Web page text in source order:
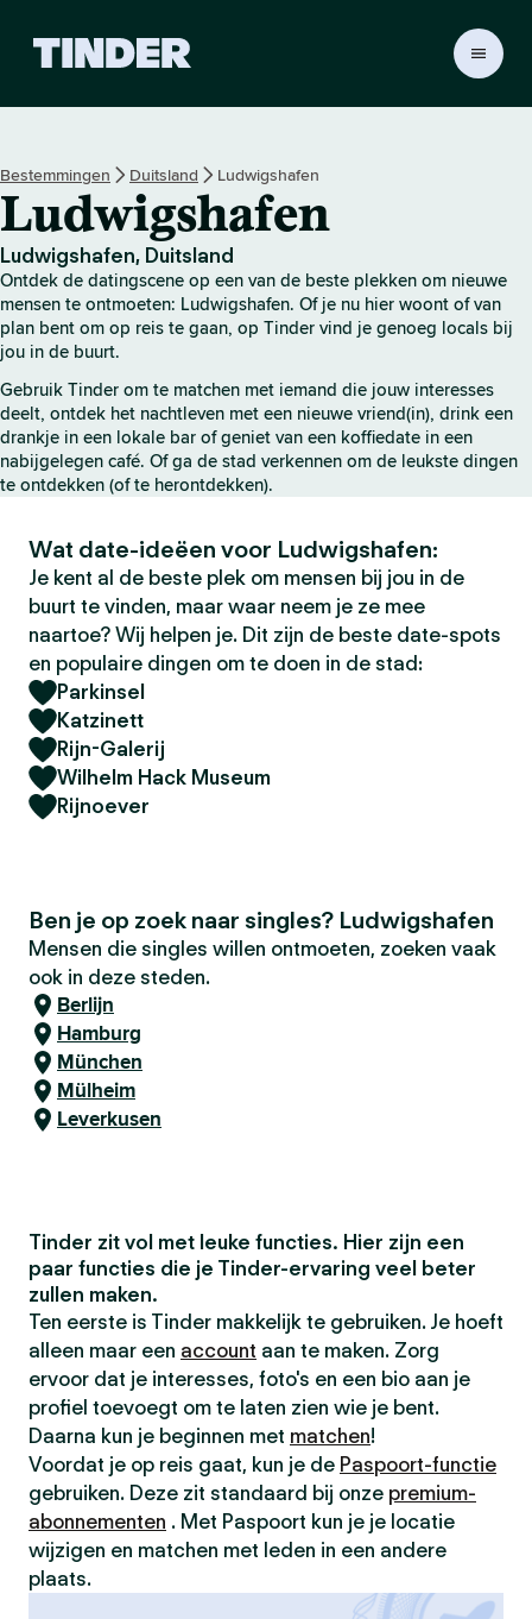
r
h
o
m
e
p
a
n
a
Bestemmingen Duitsland Ludwigshafen
Ludwigshafen
Ludwigshafen, Duitsland
Ontdek de datingscene op een van de beste plekken om nieuwe
mensen te ontmoeten: Ludwigshafen. Of je nu hier woont of van
plan bent om op reis te gaan, op Tinder vind je genoeg locals bij
jou in de buurt.
Gebruik Tinder om te matchen met iemand die jouw interesses
deelt, ontdek het nachtleven met een nieuwe vriend(in), drink een
drankje in een lokale bar of geniet van een koffiedate in een
nabijgelegen café. Of ga de stad verkennen om de leukste dingen
te ontdekken (of te herontdekken).
Wat date-ideëen voor Ludwigshafen:
Je kent al de beste plek om mensen bij jou in de
buurt te vinden, maar waar neem je ze mee
naartoe? Wij helpen je. Dit zijn de beste date-spots
en populaire dingen om te doen in de stad:
Parkinsel
Katzinett
Rijn-Galerij
Wilhelm Hack Museum
Rijnoever
Ben je op zoek naar singles? Ludwigshafen
Mensen die singles willen ontmoeten, zoeken vaak
ook in deze steden.
Berlijn
Hamburg
München
Mülheim
Leverkusen
Tinder zit vol met leuke functies. Hier zijn een
paar functies die je Tinder-ervaring veel beter
zullen maken.
Ten eerste is Tinder makkelijk te gebruiken. Je hoeft
alleen maar een account aan te maken. Zorg
ervoor dat je interesses, foto's en een bio aan je
profiel toevoegt om te laten zien wie je bent.
Daarna kun je beginnen met matchen!
Voordat je op reis gaat, kun je de Paspoort-functie
gebruiken. Deze zit standaard bij onze premium-
abonnementen . Met Paspoort kun je je locatie
wijzigen en matchen met leden in een andere
plaats.